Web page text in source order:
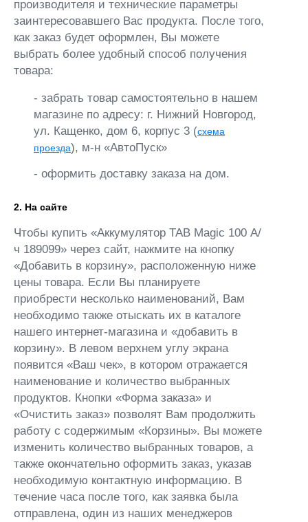
производителя и технические параметры
заинтересовавшего Вас продукта. После того,
как заказ будет оформлен, Вы можете
выбрать более удобный способ получения
товара:
- забрать товар самостоятельно в нашем
магазине по адресу: г. Нижний Новгород,
ул. Кащенко, дом 6, корпус 3 (схема
проезда), м-н «АвтоПуск»
- оформить доставку заказа на дом.
2. На сайте
Чтобы купить «Аккумулятор TAB Magic 100 А/
ч 189099» через сайт, нажмите на кнопку
«Добавить в корзину», расположенную ниже
цены товара. Если Вы планируете
приобрести несколько наименований, Вам
необходимо также отыскать их в каталоге
нашего интернет-магазина и «добавить в
корзину». В левом верхнем углу экрана
появится «Ваш чек», в котором отражается
наименование и количество выбранных
продуктов. Кнопки «Форма заказа» и
«Очистить заказ» позволят Вам продолжить
работу с содержимым «Корзины». Вы можете
изменить количество выбранных товаров, а
также окончательно оформить заказ, указав
необходимую контактную информацию. В
течение часа после того, как заявка была
отправлена, один из наших менеджеров